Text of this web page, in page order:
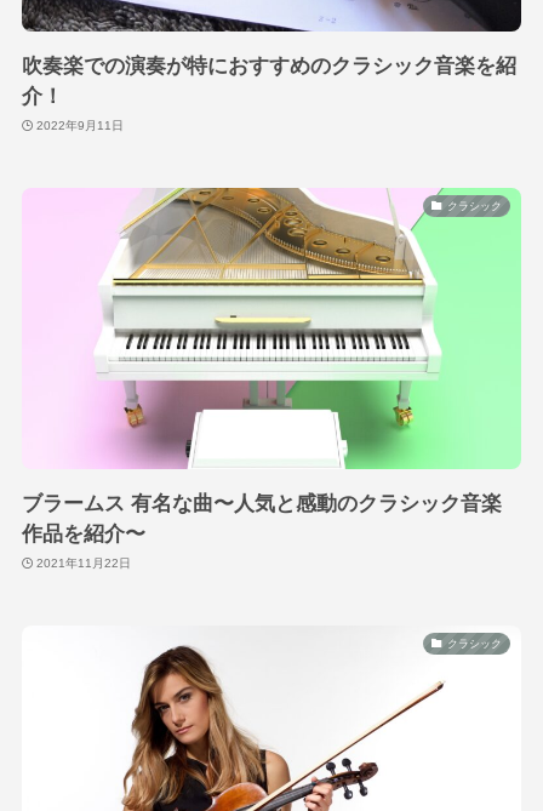
吹奏楽での演奏が特におすすめのクラシック音楽を紹
介！
2022年9月11日
クラシック
ブラームス 有名な曲〜人気と感動のクラシック音楽
作品を紹介〜
2021年11月22日
クラシック